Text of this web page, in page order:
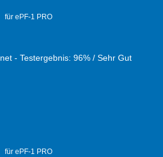
für ePF-1 PRO
für ePF-1 PRO